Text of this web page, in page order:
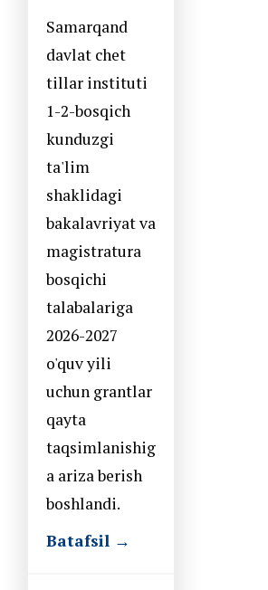
Samarqand
davlat chet
tillar instituti
1-2-bosqich
kunduzgi
ta'lim
shaklidagi
bakalavriyat va
magistratura
bosqichi
talabalariga
2026-2027
o'quv yili
uchun grantlar
qayta
taqsimlanishig
a ariza berish
boshlandi.
Batafsil →